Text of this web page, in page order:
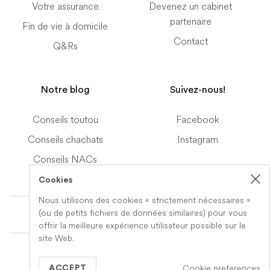
Cookies
Nous utilisons des cookies « strictement nécessaires »
(ou de petits fichiers de données similaires) pour vous
offrir la meilleure expérience utilisateur possible sur le
site Web.
ACCEPT
Votre assurance
Fin de vie à domicile
Q&Rs
Devenez un cabinet
partenaire
Contact
Notre blog
Conseils toutou
Conseils chachats
Conseils NACs
Suivez-nous!
Facebook
Instagram
Terms of Service